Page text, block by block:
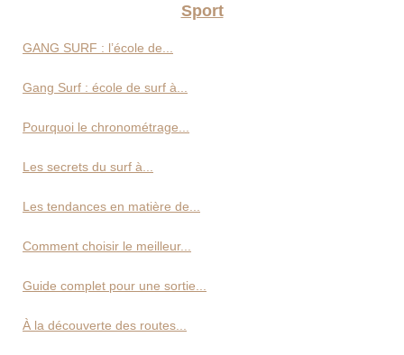
Sport
GANG SURF : l’école de...
Gang Surf : école de surf à...
Pourquoi le chronométrage...
Les secrets du surf à...
Les tendances en matière de...
Comment choisir le meilleur...
Guide complet pour une sortie...
À la découverte des routes...